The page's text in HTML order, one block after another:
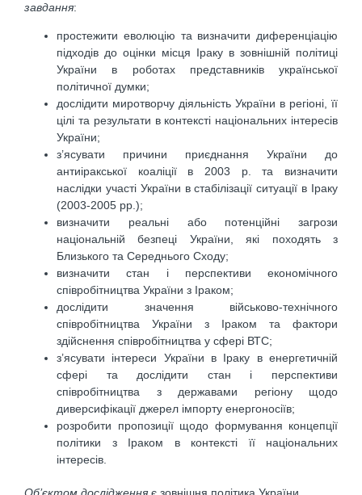
завдання:
простежити еволюцію та визначити диференціацію
підходів до оцінки місця Іраку в зовнішній політиці
України в роботах представників української
політичної думки;
дослідити миротворчу діяльність України в регіоні, її
цілі та результати в контексті національних інтересів
України;
з’ясувати причини приєднання України до
антиіракської коаліції в 2003 р. та визначити
наслідки участі України в стабілізації ситуації в Іраку
(2003-2005 рр.);
визначити реальні або потенційні загрози
національній безпеці України, які походять з
Близького та Середнього Сходу;
визначити стан і перспективи економічного
співробітництва України з Іраком;
дослідити значення військово-технічного
співробітництва України з Іраком та фактори
здійснення співробітництва у сфері ВТС;
з’ясувати інтереси України в Іраку в енергетичній
сфері та дослідити стан і перспективи
співробітництва з державами регіону щодо
диверсифікації джерел імпорту енергоносіїв;
розробити пропозиції щодо формування концепції
політики з Іраком в контексті її національних
інтересів.
Об’єктом дослідження є зовнішня політика України.